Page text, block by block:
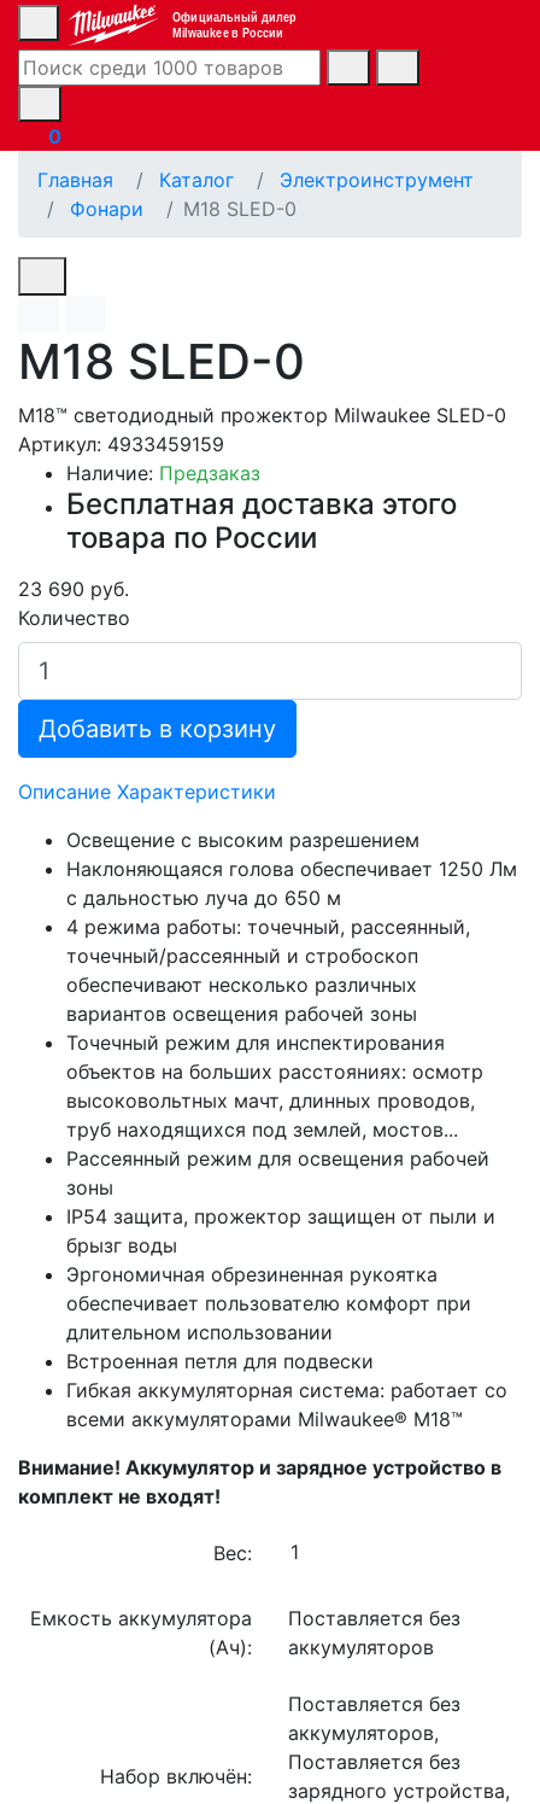
Официальный дилер
Milwaukee в России
0
Главная
Каталог
Электроинструмент
Фонари
M18 SLED-0
M18 SLED-0
M18™ светодиодный прожектор Milwaukee SLED-0
Артикул: 4933459159
Наличие: Предзаказ
Бесплатная доставка этого
товара по России
23 690 руб.
Количество
Добавить в корзину
Описание Характеристики
Освещение с высоким разрешением
Наклоняющаяся голова обеспечивает 1250 Лм
с дальностью луча до 650 м
4 режима работы: точечный, рассеянный,
точечный/рассеянный и стробоскоп
обеспечивают несколько различных
вариантов освещения рабочей зоны
Точечный режим для инспектирования
объектов на больших расстояниях: осмотр
высоковольтных мачт, длинных проводов,
труб находящихся под землей, мостов...
Рассеянный режим для освещения рабочей
зоны
IP54 защита, прожектор защищен от пыли и
брызг воды
Эргономичная обрезиненная рукоятка
обеспечивает пользователю комфорт при
длительном использовании
Встроенная петля для подвески
Гибкая аккумуляторная система: работает со
всеми аккумуляторами Milwaukee® M18™
Внимание! Аккумулятор и зарядное устройство в
комплект не входят!
Вес:
Емкость аккумулятора
(Ач):
Поставляется без
аккумуляторов
Набор включён:
Поставляется без
аккумуляторов,
Поставляется без
зарядного устройства,